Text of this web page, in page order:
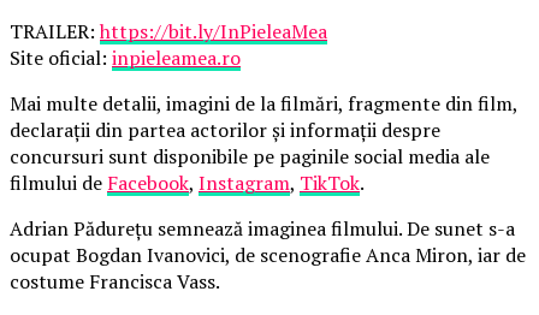
TRAILER:https://bit.ly/InPieleaMea
Site oficial: inpieleamea.ro
Mai multe detalii, imagini de la filmări, fragmente din film,
declarații din partea actorilor și informații despre
concursuri sunt disponibile pe paginile social media ale
filmului de Facebook, Instagram, TikTok.
Adrian Pădurețu semnează imaginea filmului. De sunet s-a
ocupat Bogdan Ivanovici, de scenografie Anca Miron, iar de
costume Francisca Vass.